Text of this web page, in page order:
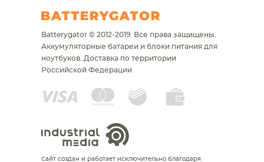
Batterygator © 2012-2019. Все права защищены.
Аккумуляторные батареи и блоки питания для
ноутбуков. Доставка по территории
Российской Федерации
Сайт создан и работает исключительно благодаря